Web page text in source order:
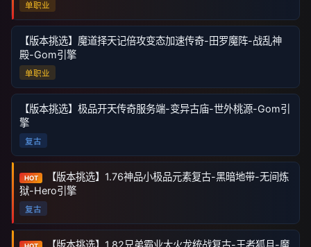
单职业
【版本挑选】魔道择天记倍攻变态加速传奇-田罗魔阵-战乱神
殿-Gom引擎
单职业
【版本挑选】极品开天传奇服务端-变异古庙-世外桃源-Gom引
擎
复古
HOT
【版本挑选】1.76神品小极品元素复古-黑暗地带-无间炼
狱-Hero引擎
复古